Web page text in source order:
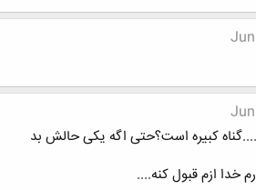
Jun
Jun
کبیره است؟حتی اگه یکی حالش بد
خدا ازم قبول کنه....